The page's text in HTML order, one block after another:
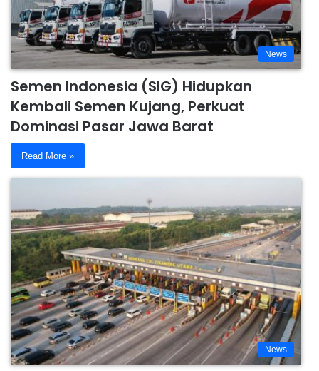
News
Semen Indonesia (SIG) Hidupkan
Kembali Semen Kujang, Perkuat
Dominasi Pasar Jawa Barat
Read More »
News